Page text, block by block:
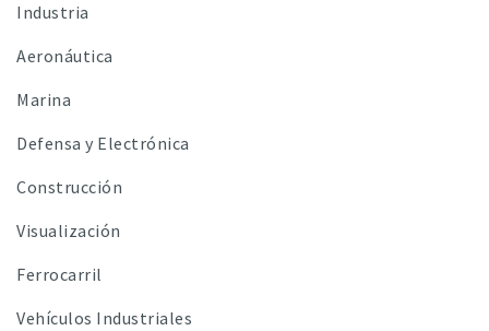
Industria
Aeronáutica
Marina
Defensa y Electrónica
Construcción
Visualización
Ferrocarril
Vehículos Industriales